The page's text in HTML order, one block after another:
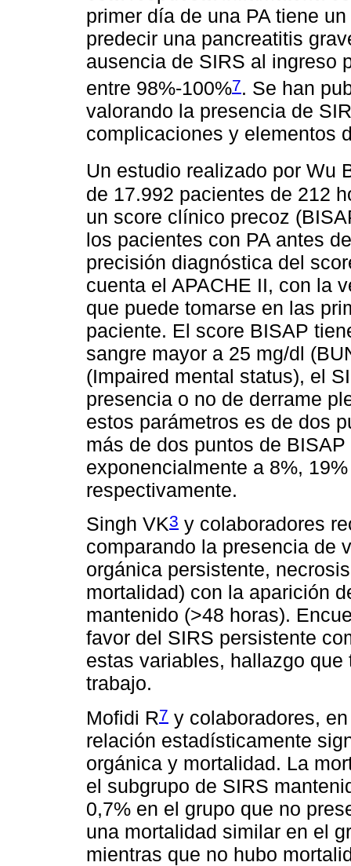
primer día de una PA tiene
predecir una pancreatitis
ausencia de SIRS al ingreso
entre 98%-100%7. Se han
valorando la presencia de
complicaciones y elementos
Un estudio realizado por Wu
de 17.992 pacientes de 212
un score clínico precoz
los pacientes con PA antes
precisión diagnóstica del
cuenta el APACHE II, con la
que puede tomarse en las
paciente. El score BISAP
sangre mayor a 25 mg/dl
(Impaired mental status), el
presencia o no de derrame
estos parámetros es de dos
más de dos puntos de
exponencialmente a 8%,
respectivamente.
Singh VK3 y colaboradores
comparando la presencia de
orgánica persistente,
mortalidad) con la aparición
mantenido (>48 horas).
favor del SIRS persistente
estas variables, hallazgo
trabajo.
Mofidi R7 y colaboradores,
relación estadísticamente
orgánica y mortalidad. La
el subgrupo de SIRS
0,7% en el grupo que no
una mortalidad similar en el
mientras que no hubo